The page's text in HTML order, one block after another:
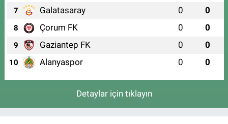
7 Galatasaray 0 0
8 Çorum FK 0 0
9 Gaziantep FK 0 0
10 Alanyaspor 0 0
Detaylar için tıklayın